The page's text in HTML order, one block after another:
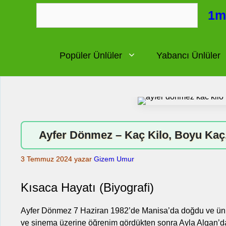
Popüler Ünlüler Yabancı Ünlüler
Ayfer Dönmez – Kaç Kilo, Boyu
3 Temmuz 2024 yazar Gizem Umur
Kısaca Hayatı (Biyografi)
Ayfer Dönmez 7 Haziran 1982’de Manisa’da doğdu ve
ve sinema üzerine öğrenim gördükten sonra Ayla